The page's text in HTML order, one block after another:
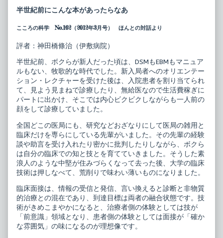
科
医
面
published
posts
by
author
精
科
医
療
面
接,
半世紀前にこんな本があったらなあ
こころの科学 No.162（2012年3月号） ほんとの対話より
評者：神田橋條治（伊敷病院）
半世紀前、ボクらが新人だった頃は、DSMもEBMもマニュア
ルもない、牧歌的な時代でした。新入局者へのオリエンテー
ション・レクチャーを受けた後は、入院患者を割り当てられ
て、見よう見まねで診療したり、無給医なので生活費稼ぎに
パートに出かけ、そこでは内心ビクビクしながらも一人前の
顔をして診療していました。
全国どこの医局にも、研究などおざなりにして医局の雑用と
臨床だけを専らにしている先輩がいました。その先輩の経験
談や助言を受け入れたり密かに批判したりしながら、ボクら
は自分の臨床での知と技とを育てていきました。そうした素
浪人のような中堅が住みづらくなって去った後、大学の臨床
技術は押しなべて、荒削りで味わい薄いものになりました。
臨床面接は、情報の受信と発信、言い換えると診断と非物質
的治療との混在であり、到達目標は両者の融合状態です。技
術がきめこまやかになると、治療者側の体験としては技が
「前意識」領域となり、患者側の体験としては面接が「確か
な雰囲気」の味になるのが理想像です。